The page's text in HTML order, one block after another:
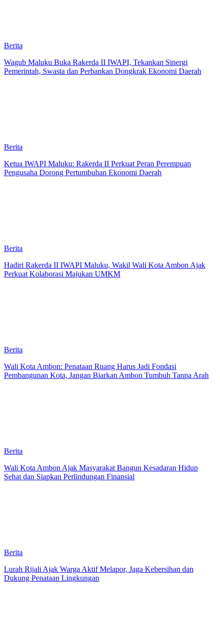
Berita
Wagub Maluku Buka Rakerda II IWAPI, Tekankan Sinergi
Pemerintah, Swasta dan Perbankan Dongkrak Ekonomi Daerah
Berita
Ketua IWAPI Maluku: Rakerda II Perkuat Peran Perempuan
Pengusaha Dorong Pertumbuhan Ekonomi Daerah
Berita
Hadiri Rakerda II IWAPI Maluku, Wakil Wali Kota Ambon Ajak
Perkuat Kolaborasi Majukan UMKM
Berita
Wali Kota Ambon: Penataan Ruang Harus Jadi Fondasi
Pembangunan Kota, Jangan Biarkan Ambon Tumbuh Tanpa Arah
Berita
Wali Kota Ambon Ajak Masyarakat Bangun Kesadaran Hidup
Sehat dan Siapkan Perlindungan Finansial
Berita
Lurah Rijali Ajak Warga Aktif Melapor, Jaga Kebersihan dan
Dukung Penataan Lingkungan